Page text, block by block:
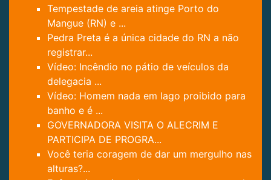
Tempestade de areia atinge Porto do
Mangue (RN) e ...
Pedra Preta é a única cidade do RN a não
registrar...
Vídeo: Incêndio no pátio de veículos da
delegacia ...
Vídeo: Homem nada em lago proibido para
banho e é ...
GOVERNADORA VISITA O ALECRIM E
PARTICIPA DE PROGRA...
Você teria coragem de dar um mergulho nas
alturas?...